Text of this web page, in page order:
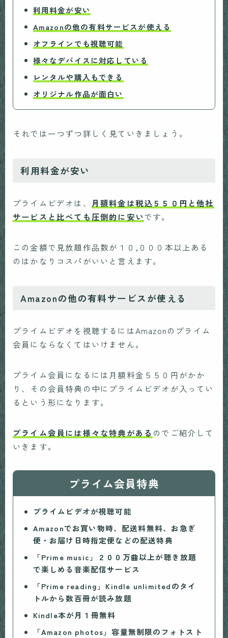
利用料金が安い
Amazonの他の有料サービスが使える
オフラインでも視聴可能
様々なデバイスに対応している
レンタルや購入もできる
オリジナル作品が面白い
それでは一つずつ詳しく見ていきましょう。
利用料金が安い
プライムビデオは、 月額料金は税込５５０円と他社
サービスと比べても圧倒的に安いです。
この金額で見放題作品数が１０,０００本以上ある
のはかなりコスパがいいと言えます。
Amazonの他の有料サービスが使える
プライムビデオを視聴するにはAmazonのプライム
会員にならなくてはいけません。
プライム会員になるには月額料金５５０円がかか
り、その会員特典の中にプライムビデオが入ってい
るという形になります。
プライム会員には様々な特典がある のでご紹介して
いきます。
プライム会員特典
プライムビデオが視聴可能
Amazonでお買い物時、配送料無料、お急ぎ
便・お届け日時指定便などの配送特典
「Prime music」２００万曲以上が聴き放題
で楽しめる音楽配信サービス
「Prime reading」Kindle unlimitedのタイ
トルから数百冊が読み放題
Kindle本が月１冊無料
「Amazon photos」容量無制限のフォトスト